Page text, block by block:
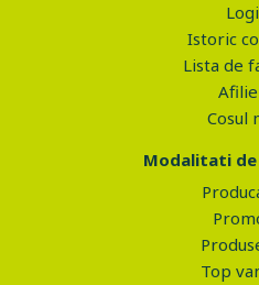
Istoric
Lista de
Cosul
Modalitati
Top